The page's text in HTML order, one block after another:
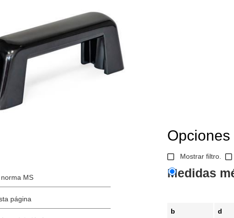
MS
página
Mostrar filtro.
Medidas
b d